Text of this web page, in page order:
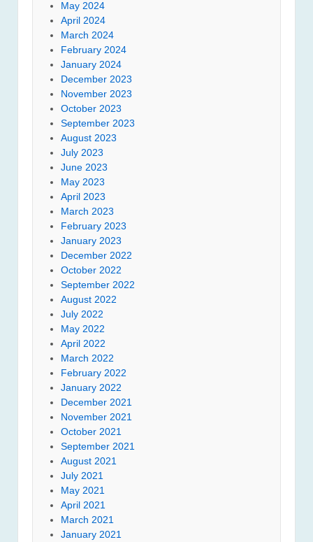
May 2024
April 2024
March 2024
February 2024
January 2024
December 2023
November 2023
October 2023
September 2023
August 2023
July 2023
June 2023
May 2023
April 2023
March 2023
February 2023
January 2023
December 2022
October 2022
September 2022
August 2022
July 2022
May 2022
April 2022
March 2022
February 2022
January 2022
December 2021
November 2021
October 2021
September 2021
August 2021
July 2021
May 2021
April 2021
March 2021
January 2021